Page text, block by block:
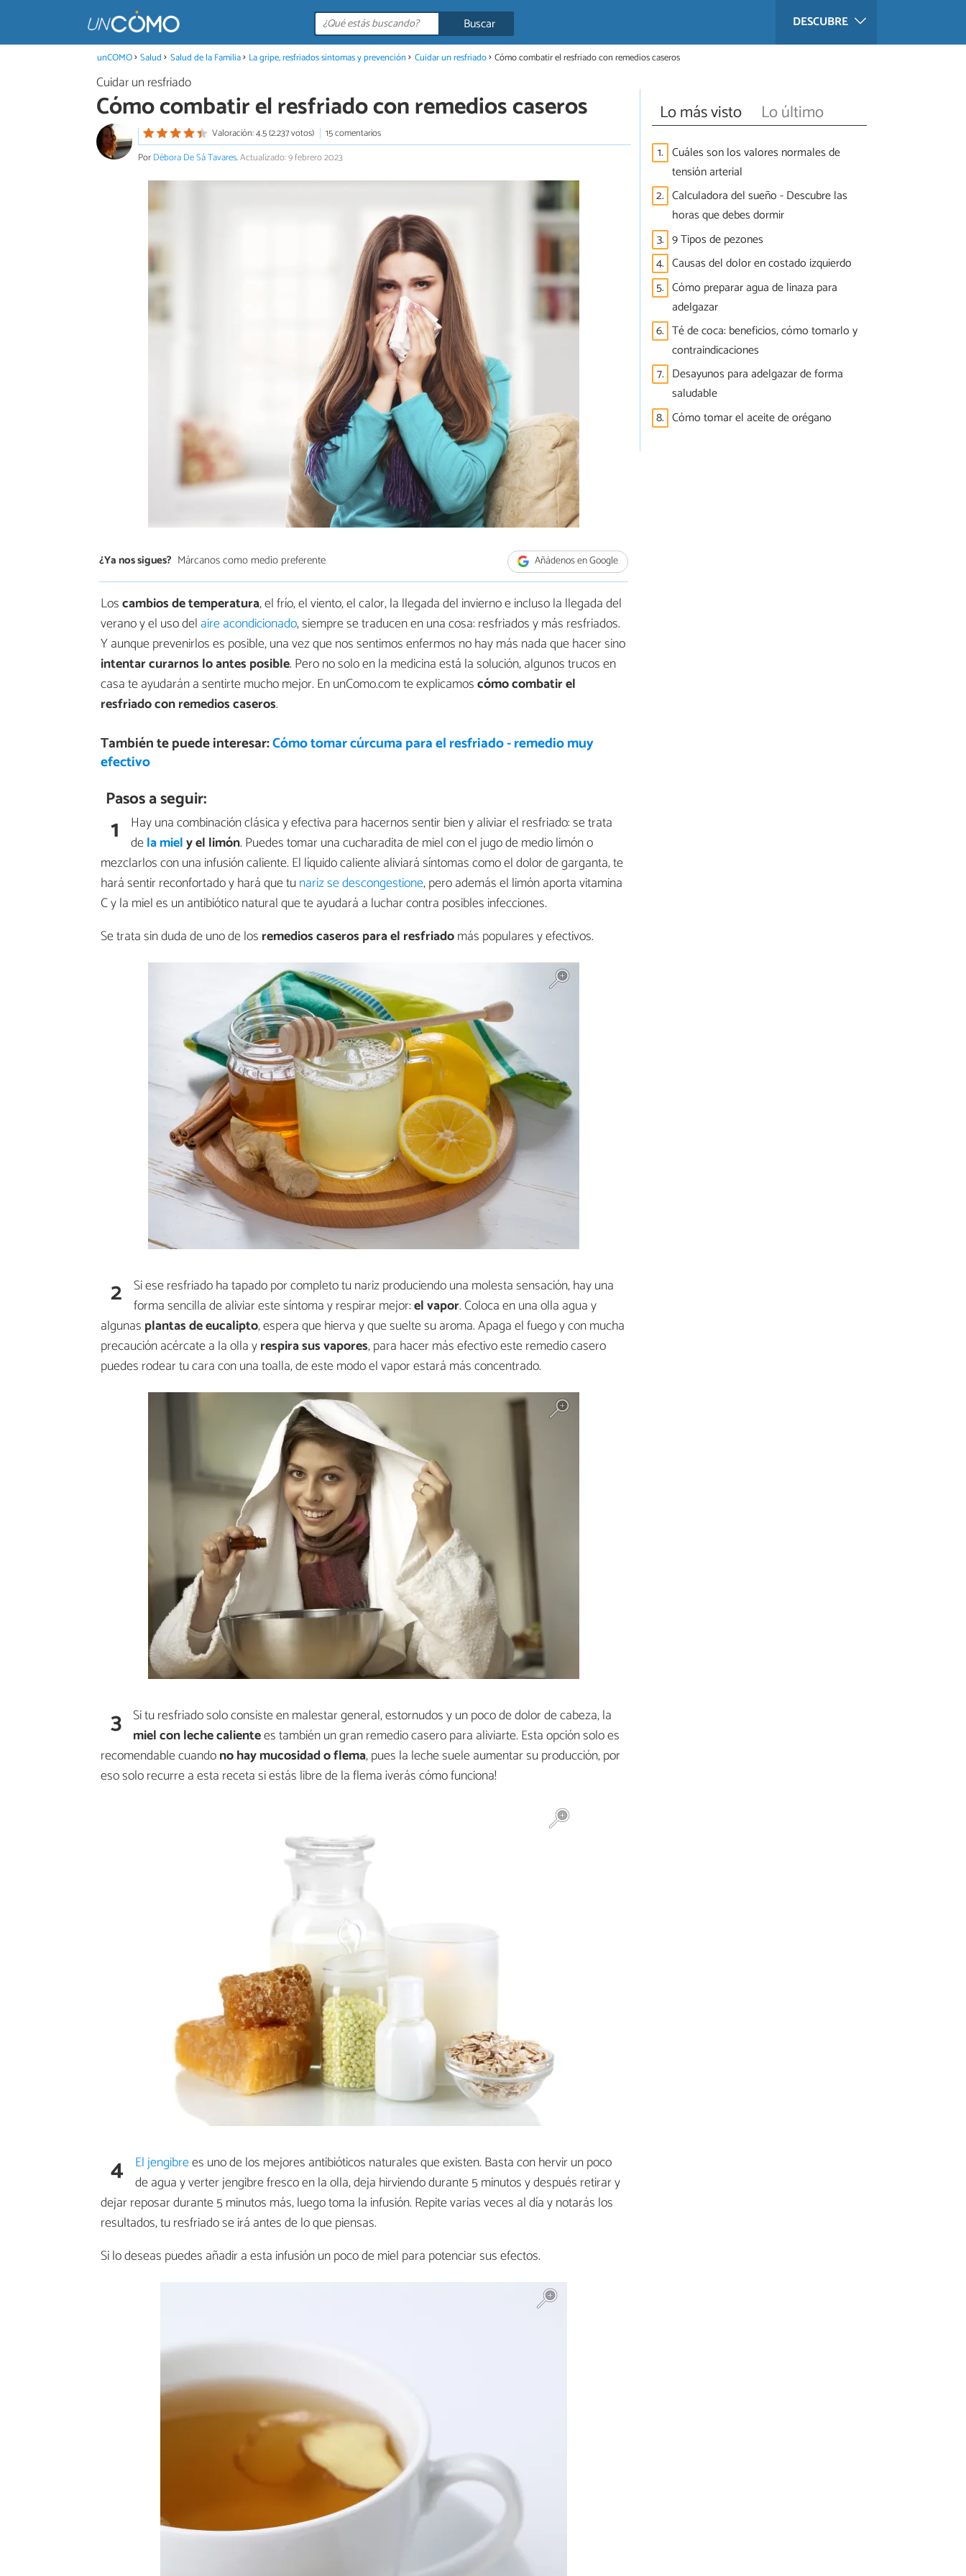
DESCUBRE
Buscar
unCOMO Salud Salud de la Familia La gripe, resfriados sintomas y prevención Cuidar un resfriado Cómo combatir el resfriado con remedios caseros
Cuidar un resfriado
Cómo combatir el resfriado con remedios caseros
Valoración: 4.5 (2.237 votos)
15 comentarios
PorDébora De Sá Tavares.Actualizado: 9 febrero 2023
¿Ya nos sigues? Márcanos como medio preferente Añádenos en Google
Loscambios de temperatura, el frío, el viento, el calor, la llegada del invierno e incluso la llegada del
verano y el uso del aire acondicionado, siempre se traducen en una cosa: resfriados y más resfriados.
Y aunque prevenirlos es posible, una vez que nos sentimos enfermos no hay más nada que hacer sino
intentar curarnos lo antes posible. Pero no solo en la medicina está la solución, algunos trucos en
casa te ayudarán a sentirte mucho mejor. En unComo.com te explicamoscómo combatir el
resfriado con remedios caseros.
También te puede interesar:Cómo tomar cúrcuma para el resfriado - remedio muy
efectivo
Pasos a seguir:
1
Hay una combinación clásica y efectiva para hacernos sentir bien y aliviar el resfriado: se trata
dela miely el limón. Puedes tomar una cucharadita de miel con el jugo de medio limón o
mezclarlos con una infusión caliente. El líquido caliente aliviará síntomas como el dolor de garganta, te
hará sentir reconfortado y hará que tunariz se descongestione, pero además el limón aporta vitamina
C y la miel es un antibiótico natural que te ayudará a luchar contra posibles infecciones.
Se trata sin duda de uno de los remedios caseros para el resfriadomás populares y efectivos.
2 Si ese resfriado ha tapado por completo tu nariz produciendo una molesta sensación, hay una
forma sencilla de aliviar este síntoma y respirar mejor:el vapor. Coloca en una olla agua y
algunas plantas de eucalipto, espera que hierva y que suelte su aroma. Apaga el fuego y con mucha
precaución acércate a la olla yrespira sus vapores, para hacer más efectivo este remedio casero
puedes rodear tu cara con una toalla, de este modo el vapor estará más concentrado.
3 Si tu resfriado solo consiste en malestar general, estornudos y un poco de dolor de cabeza, la
miel con leche calientees también un gran remedio casero para aliviarte. Esta opción solo es
recomendable cuandono hay mucosidad o flema, pues la leche suele aumentar su producción, por
eso solo recurre a esta receta si estás libre de la flema ¡verás cómo funciona!
4 El jengibrees uno de los mejores antibióticos naturales que existen. Basta con hervir un poco
de agua y verter jengibre fresco en la olla, deja hirviendo durante 5 minutos y después retirar y
dejar reposar durante 5 minutos más, luego toma la infusión. Repite varias veces al día y notarás los
resultados, tu resfriado se irá antes de lo que piensas.
Si lo deseas puedes añadir a esta infusión un poco de miel para potenciar sus efectos.
Lo más visto Lo último
1. Cuáles son los valores normales de
tensión arterial
2. Calculadora del sueño - Descubre las
horas que debes dormir
3. 9 Tipos de pezones
4. Causas del dolor en costado izquierdo
5. Cómo preparar agua de linaza para
adelgazar
6. Té de coca: beneficios, cómo tomarlo y
contraindicaciones
7. Desayunos para adelgazar de forma
saludable
8. Cómo tomar el aceite de orégano